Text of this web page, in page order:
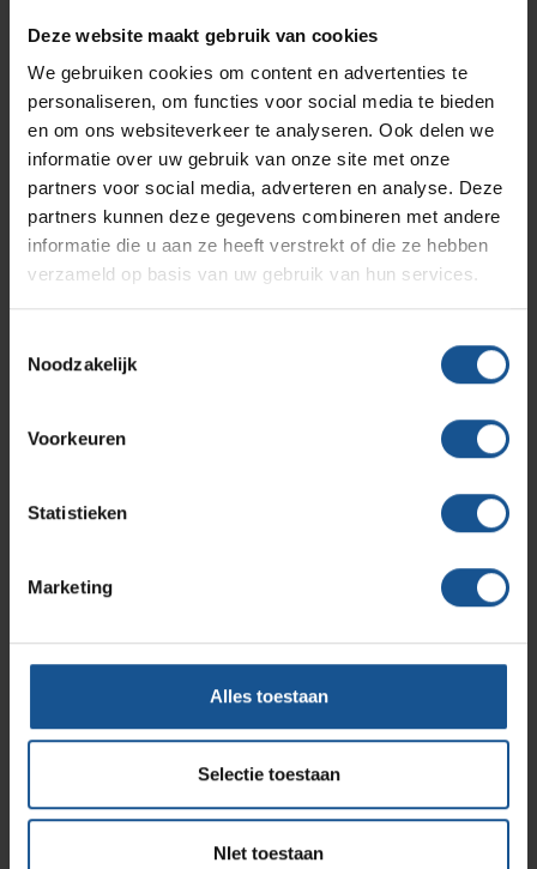
Deze website maakt gebruik van cookies
We gebruiken cookies om content en advertenties te
personaliseren, om functies voor social media te bieden
en om ons websiteverkeer te analyseren. Ook delen we
informatie over uw gebruik van onze site met onze
partners voor social media, adverteren en analyse. Deze
partners kunnen deze gegevens combineren met andere
informatie die u aan ze heeft verstrekt of die ze hebben
verzameld op basis van uw gebruik van hun services.
Noodzakelijk
Voorkeuren
Statistieken
Marketing
Alles toestaan
Selectie toestaan
NIet toestaan
300
Diepte
300
Hoogte
600
Materiaal
Aluminium
Merk
Deksel sluit goed en reukvrij af, Gemakkelijk en goed
schoon te maken, Handen vrij door voetpedaal bediening
Offerte
Wilt u direct een vrijblijvende offerte voor dit product
Offerte aanvragen
Branches
Solutions
RVS Werkplekinrichting
Productlijnen
Medische afvalverpakkingen
Infectiepreventie en hygiëne
Assortiment
Onze merken
Hammerlit
Septodry
Metro
Zarges
Contact
Ons team
Klantcases
Vacatures